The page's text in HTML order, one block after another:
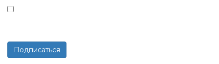
Подписаться